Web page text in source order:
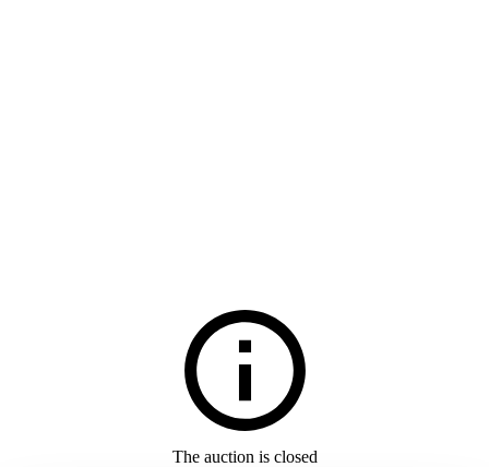
The auction is closed